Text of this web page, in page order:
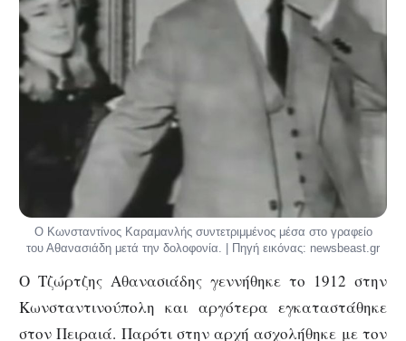
Ο Κωνσταντίνος Καραμανλής συντετριμμένος μέσα στο γραφείο
του Αθανασιάδη μετά την δολοφονία. | Πηγή εικόνας: newsbeast.gr
Ο Τζώρτζης Αθανασιάδης γεννήθηκε το 1912 στην
Κωνσταντινούπολη και αργότερα εγκαταστάθηκε
στον Πειραιά. Παρότι στην αρχή ασχολήθηκε με τον